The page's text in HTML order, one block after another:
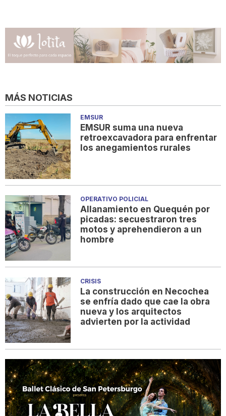
MÁS NOTICIAS
EMSUR
EMSUR suma una nueva
retroexcavadora para enfrentar
los anegamientos rurales
OPERATIVO POLICIAL
Allanamiento en Quequén por
picadas: secuestraron tres
motos y aprehendieron a un
hombre
CRISIS
La construcción en Necochea
se enfría dado que cae la obra
nueva y los arquitectos
advierten por la actividad